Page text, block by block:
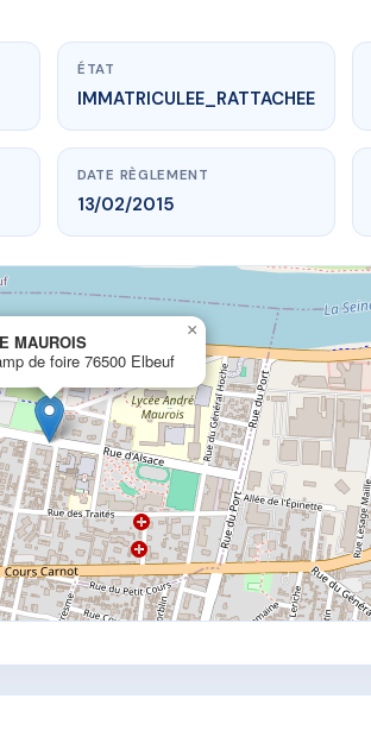
ÉTAT
IMMATRICULEE_RATTACHEE
DATE RÈGLEMENT
13/02/2015
MAUROIS
de foire 76500 Elbeuf
×